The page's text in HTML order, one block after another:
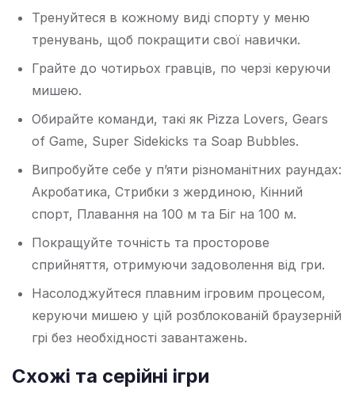
Тренуйтеся в кожному виді спорту у меню
тренувань, щоб покращити свої навички.
Грайте до чотирьох гравців, по черзі керуючи
мишею.
Обирайте команди, такі як Pizza Lovers, Gears
of Game, Super Sidekicks та Soap Bubbles.
Випробуйте себе у п’яти різноманітних раундах:
Акробатика, Стрибки з жердиною, Кінний
спорт, Плавання на 100 м та Біг на 100 м.
Покращуйте точність та просторове
сприйняття, отримуючи задоволення від гри.
Насолоджуйтеся плавним ігровим процесом,
керуючи мишею у цій розблокованій браузерній
грі без необхідності завантажень.
Схожі та серійні ігри